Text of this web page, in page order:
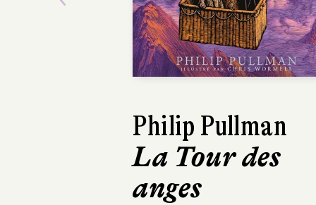
Philip Pullman
La Tour des
anges
Previous